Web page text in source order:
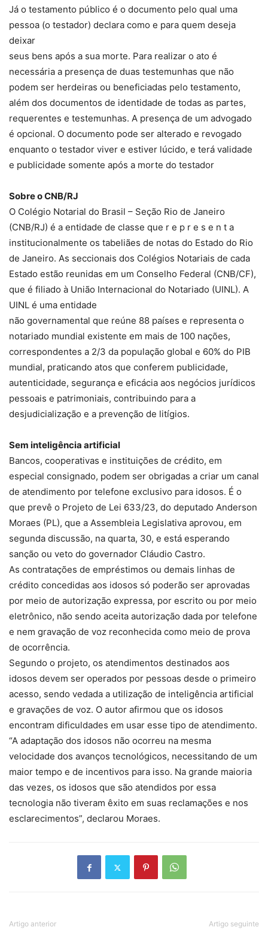
Já o testamento público é o documento pelo qual uma
pessoa (o testador) declara como e para quem deseja
deixar
seus bens após a sua morte. Para realizar o ato é
necessária a presença de duas testemunhas que não
podem ser herdeiras ou beneficiadas pelo testamento,
além dos documentos de identidade de todas as partes,
requerentes e testemunhas. A presença de um advogado
é opcional. O documento pode ser alterado e revogado
enquanto o testador viver e estiver lúcido, e terá validade
e publicidade somente após a morte do testador
Sobre o CNB/RJ
O Colégio Notarial do Brasil – Seção Rio de Janeiro
(CNB/RJ) é a entidade de classe que r e p r e s e n t a
institucionalmente os tabeliães de notas do Estado do Rio
de Janeiro. As seccionais dos Colégios Notariais de cada
Estado estão reunidas em um Conselho Federal (CNB/CF),
que é filiado à União Internacional do Notariado (UINL). A
UINL é uma entidade
não governamental que reúne 88 países e representa o
notariado mundial existente em mais de 100 nações,
correspondentes a 2/3 da população global e 60% do PIB
mundial, praticando atos que conferem publicidade,
autenticidade, segurança e eficácia aos negócios jurídicos
pessoais e patrimoniais, contribuindo para a
desjudicialização e a prevenção de litígios.
Sem inteligência artificial
Bancos, cooperativas e instituições de crédito, em
especial consignado, podem ser obrigadas a criar um canal
de atendimento por telefone exclusivo para idosos. É o
que prevê o Projeto de Lei 633/23, do deputado Anderson
Moraes (PL), que a Assembleia Legislativa aprovou, em
segunda discussão, na quarta, 30, e está esperando
sanção ou veto do governador Cláudio Castro.
As contratações de empréstimos ou demais linhas de
crédito concedidas aos idosos só poderão ser aprovadas
por meio de autorização expressa, por escrito ou por meio
eletrônico, não sendo aceita autorização dada por telefone
e nem gravação de voz reconhecida como meio de prova
de ocorrência.
Segundo o projeto, os atendimentos destinados aos
idosos devem ser operados por pessoas desde o primeiro
acesso, sendo vedada a utilização de inteligência artificial
e gravações de voz. O autor afirmou que os idosos
encontram dificuldades em usar esse tipo de atendimento.
“A adaptação dos idosos não ocorreu na mesma
velocidade dos avanços tecnológicos, necessitando de um
maior tempo e de incentivos para isso. Na grande maioria
das vezes, os idosos que são atendidos por essa
tecnologia não tiveram êxito em suas reclamações e nos
esclarecimentos”, declarou Moraes.
Artigo anterior Artigo seguinte